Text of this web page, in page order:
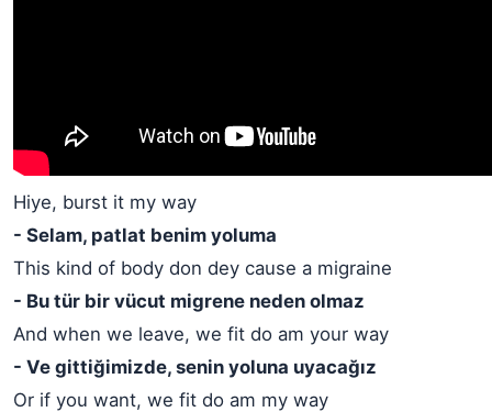
Hiye, burst it my way
- Selam, patlat benim yoluma
This kind of body don dey cause a migraine
- Bu tür bir vücut migrene neden olmaz
And when we leave, we fit do am your way
- Ve gittiğimizde, senin yoluna uyacağız
Or if you want, we fit do am my way